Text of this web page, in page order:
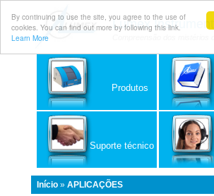
By continuing to use the site, you agree to the use of
cookies. You can find out more by following this link.
Learn More
Lumex Instruments
Produtos
Suporte técnico
Início » APLICAÇÕES